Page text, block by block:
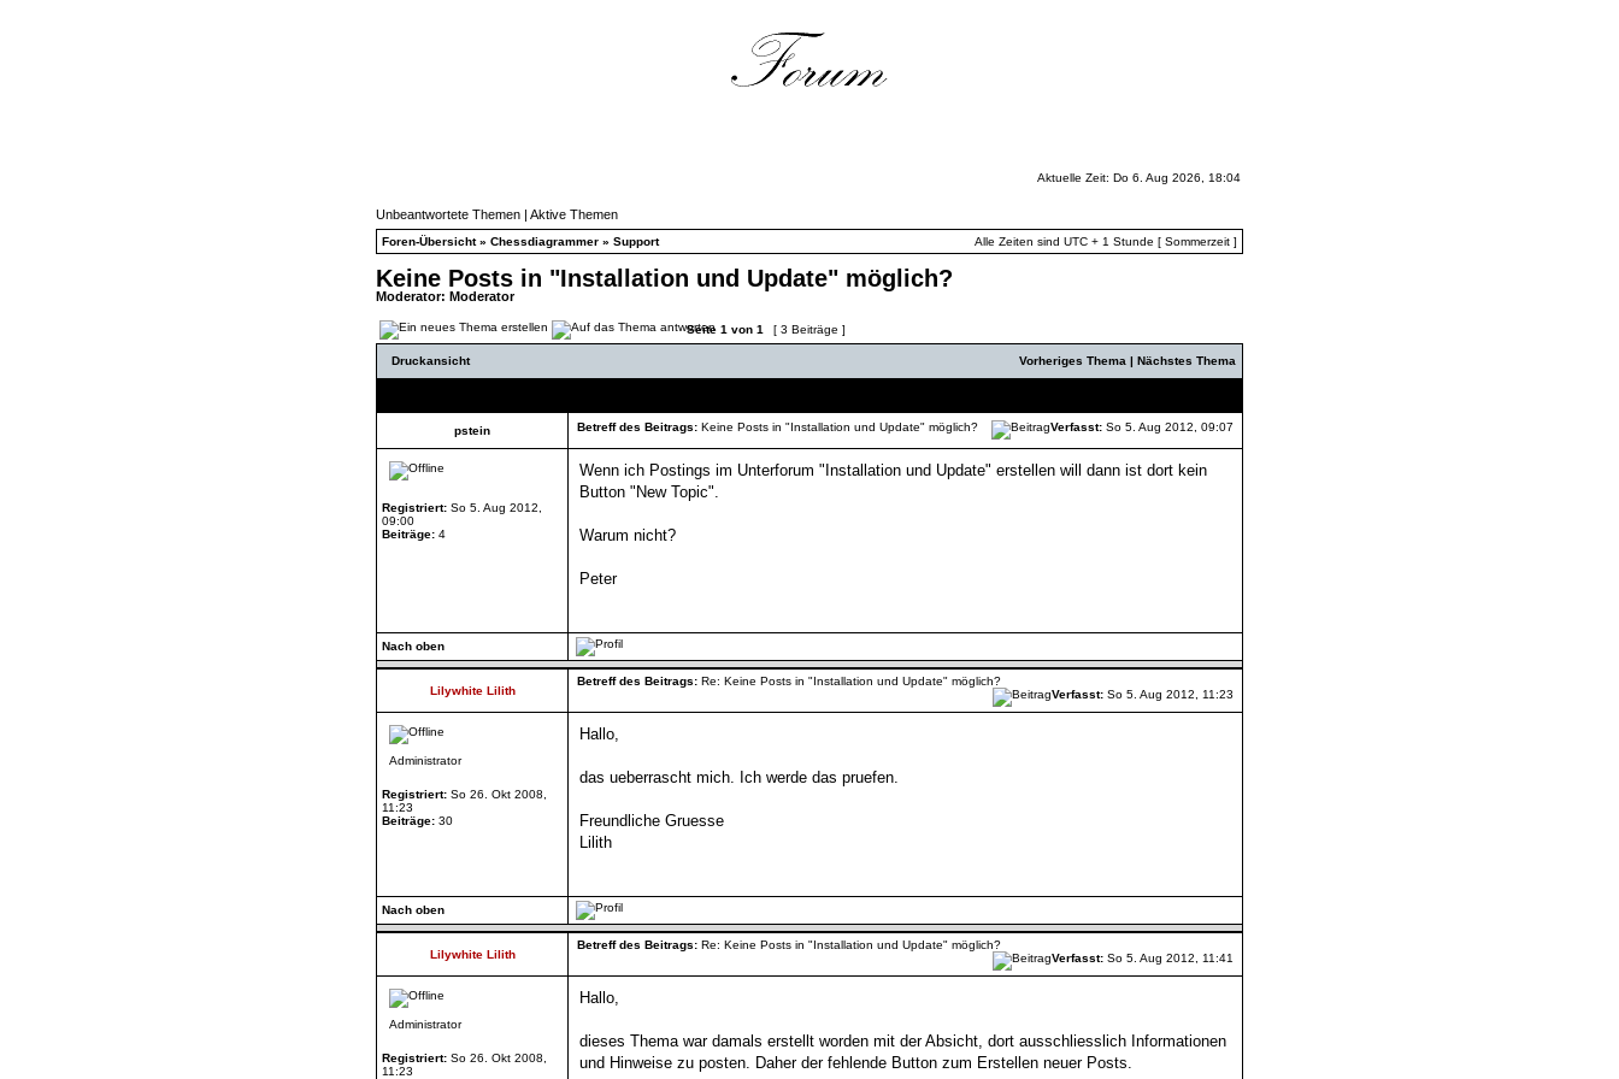
Aktuelle Zeit: Do 6. Aug 2026, 18:04
Unbeantwortete Themen | Aktive Themen
Foren-Übersicht» Chessdiagrammer » Support Alle Zeiten sind UTC + 1 Stunde [ Sommerzeit ]
Keine Posts in "Installation und Update" möglich?
Moderator: Moderator
Seite 1 von 1 [ 3 Beiträge ]
Druckansicht Vorheriges Thema | Nächstes Thema
pstein Betreff des Beitrags: Keine Posts in "Installation und Update" möglich? Verfasst: So 5. Aug 2012, 09:07
Registriert: So 5. Aug 2012,
09:00
Beiträge: 4
Wenn ich Postings im Unterforum "Installation und Update" erstellen will dann ist dort kein
Button "New Topic".
Warum nicht?
Peter
Nach oben
Lilywhite Lilith
Betreff des Beitrags: Re: Keine Posts in "Installation und Update" möglich?
Verfasst: So 5. Aug 2012, 11:23
Administrator
Registriert: So 26. Okt 2008,
11:23
Beiträge: 30
Hallo,
das ueberrascht mich. Ich werde das pruefen.
Freundliche Gruesse
Lilith
Nach oben
Lilywhite Lilith
Betreff des Beitrags: Re: Keine Posts in "Installation und Update" möglich?
Verfasst: So 5. Aug 2012, 11:41
Administrator
Registriert: So 26. Okt 2008,
11:23
Hallo,
dieses Thema war damals erstellt worden mit der Absicht, dort ausschliesslich Informationen
und Hinweise zu posten. Daher der fehlende Button zum Erstellen neuer Posts.